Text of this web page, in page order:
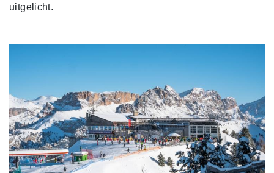
uitgelicht.